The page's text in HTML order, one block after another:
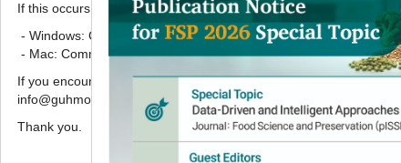
Korean J. Food Preserv.2021;28 (5):
698
pISSN: 1738-7248, eISSN: 2287-7428
DOI:https://doi.org/10.11002/
Article
Purpurogallin의 감마선 조사
1 김태훈1,*
If this occurs, please perform a hard refresh.
- Windows: Ctrl + F5
- Mac: Command + Shift + R
If you encounter any errors or difficulties while using the website,
info@guhmok.com.
Thank you.